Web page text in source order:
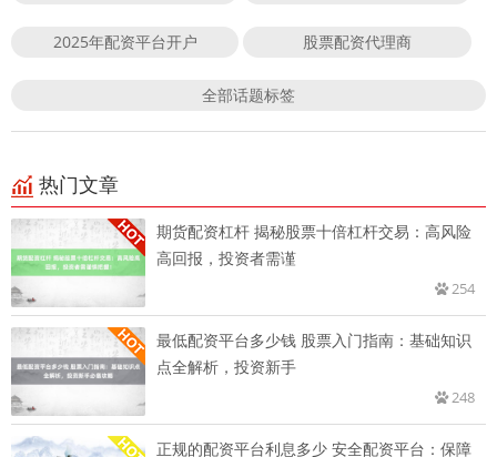
2025年配资平台开户 股票配资代理商
全部话题标签
热门文章
期货配资杠杆 揭秘股票十倍杠杆交易：高风险
高回报，投资者需谨
254
最低配资平台多少钱 股票入门指南：基础知识
点全解析，投资新手
248
正规的配资平台利息多少 安全配资平台：保障